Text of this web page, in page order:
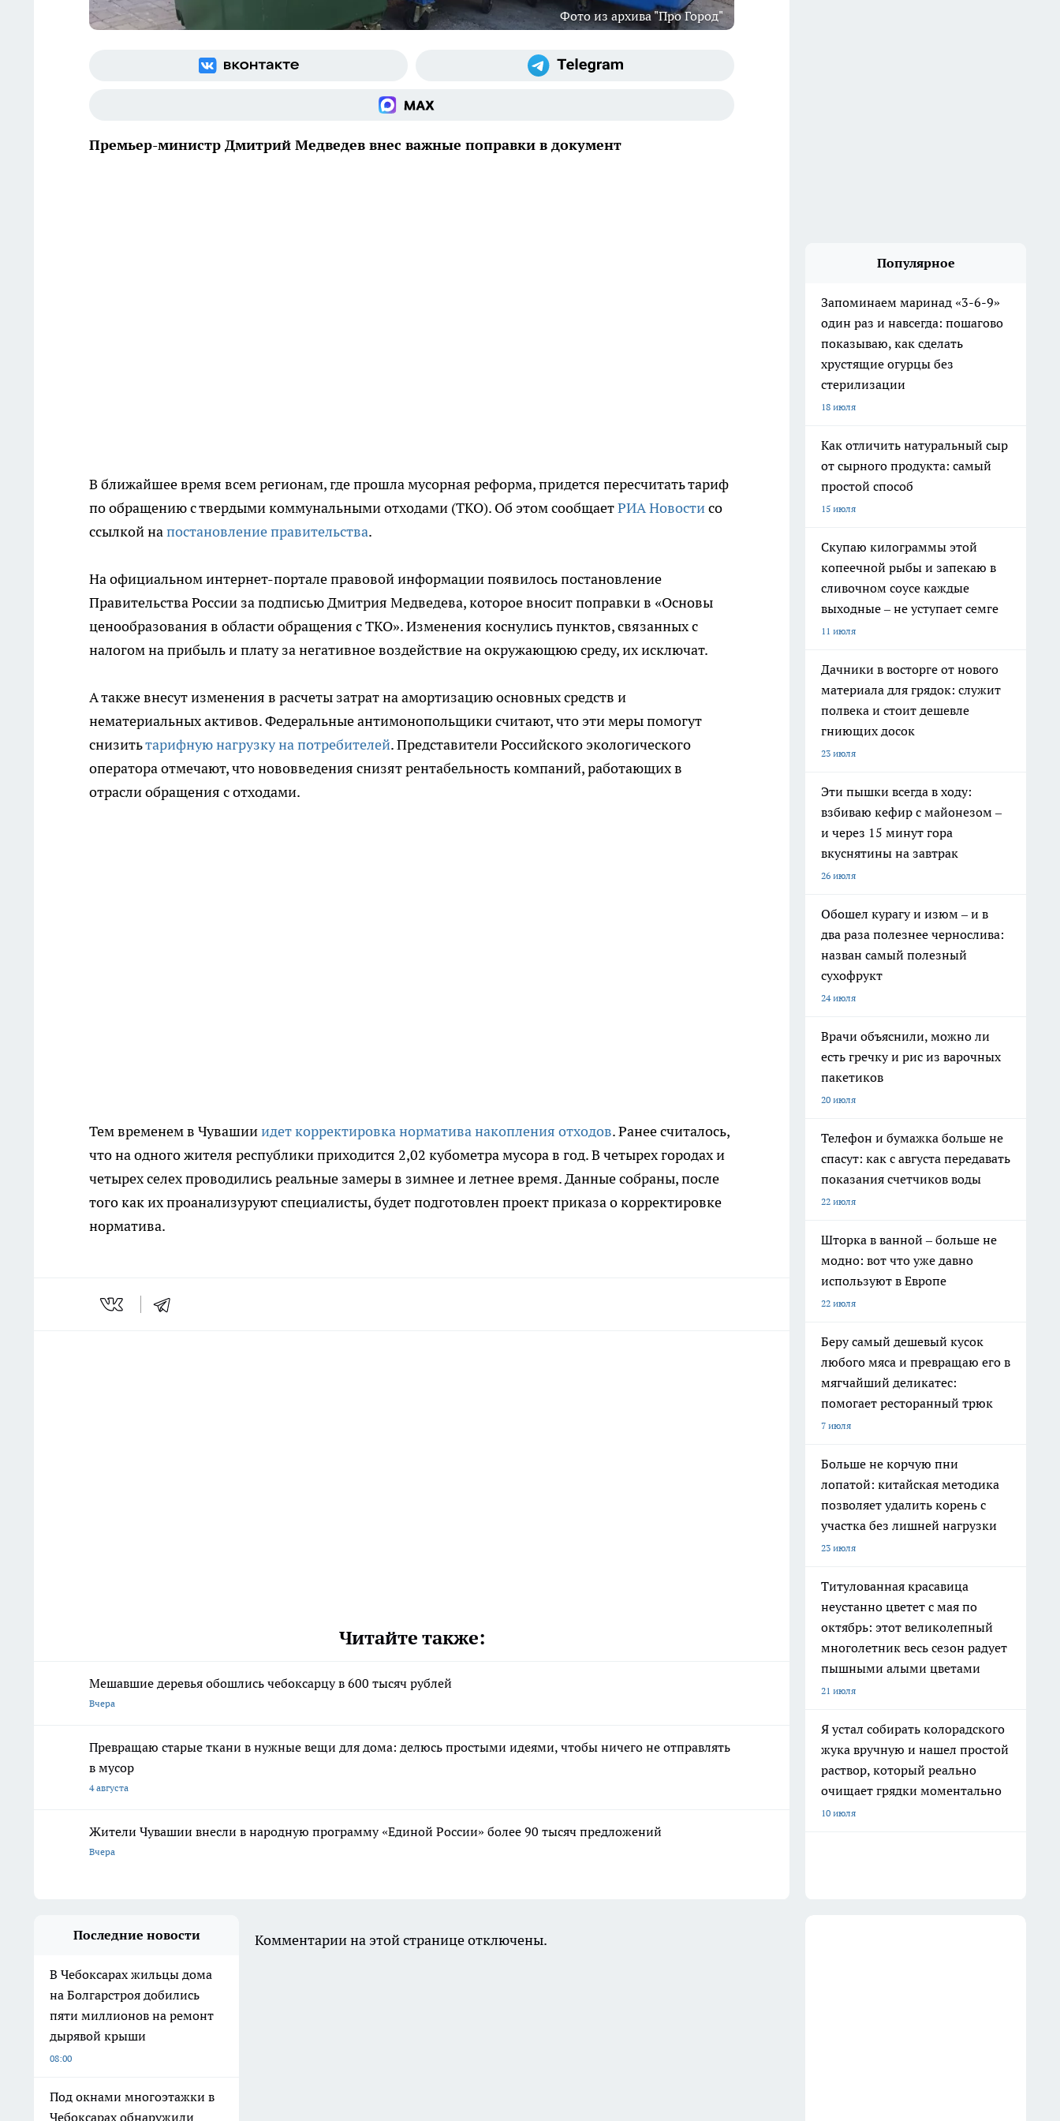
Фото из архива "Про Город"
Премьер-министр Дмитрий Медведев внес важные поправки в документ
В ближайшее время всем регионам, где прошла мусорная реформа, придется пересчитать тариф
по обращению с твердыми коммунальными отходами (ТКО). Об этом сообщаетРИА Новостисо
ссылкой напостановление правительства.
На официальном интернет-портале правовой информации появилось постановление
Правительства России за подписью Дмитрия Медведева, которое вносит поправки в «Основы
ценообразования в области обращения с ТКО». Изменения коснулись пунктов, связанных с
налогом на прибыль и плату за негативное воздействие на окружающюю среду, их исключат.
А также внесут изменения в расчеты затрат на амортизацию основных средств и
нематериальных активов. Федеральные антимонопольщики считают, что эти меры помогут
снизитьтарифную нагрузку на потребителей. Представители Российского экологического
оператора отмечают, что нововведения снизят рентабельность компаний, работающих в
отрасли обращения с отходами.
Тем временем в Чувашииидет корректировка норматива накопления отходов. Ранее считалось,
что на одного жителя республики приходится 2,02 кубометра мусора в год. В четырех городах и
четырех селех проводились реальные замеры в зимнее и летнее время. Данные собраны, после
того как их проанализуруют специалисты, будет подготовлен проект приказа о корректировке
норматива.
Читайте также:
Мешавшие деревья обошлись чебоксарцу в 600 тысяч рублей
Вчера
Превращаю старые ткани в нужные вещи для дома: делюсь простыми идеями, чтобы ничего не отправлять
в мусор
4 августа
Жители Чувашии внесли в народную программу «Единой России» более 90 тысяч предложений
Вчера
Популярное
Запоминаем маринад «3-6-9»
один раз и навсегда: пошагово
показываю, как сделать
хрустящие огурцы без
стерилизации
18 июля
Как отличить натуральный сыр
от сырного продукта: самый
простой способ
15 июля
Скупаю килограммы этой
копеечной рыбы и запекаю в
сливочном соусе каждые
выходные – не уступает семге
11 июля
Дачники в восторге от нового
материала для грядок: служит
полвека и стоит дешевле
гниющих досок
23 июля
Эти пышки всегда в ходу:
взбиваю кефир с майонезом –
и через 15 минут гора
вкуснятины на завтрак
26 июля
Обошел курагу и изюм – и в
два раза полезнее чернослива:
назван самый полезный
сухофрукт
24 июля
Врачи объяснили, можно ли
есть гречку и рис из варочных
пакетиков
20 июля
Телефон и бумажка больше не
спасут: как с августа передавать
показания счетчиков воды
22 июля
Шторка в ванной – больше не
модно: вот что уже давно
используют в Европе
22 июля
Беру самый дешевый кусок
любого мяса и превращаю его в
мягчайший деликатес:
помогает ресторанный трюк
7 июля
Больше не корчую пни
лопатой: китайская методика
позволяет удалить корень с
участка без лишней нагрузки
23 июля
Титулованная красавица
неустанно цветет с мая по
октябрь: этот великолепный
многолетник весь сезон радует
пышными алыми цветами
21 июля
Я устал собирать колорадского
жука вручную и нашел простой
раствор, который реально
очищает грядки моментально
10 июля
Последние новости
В Чебоксарах жильцы дома
на Болгарстроя добились
пяти миллионов на ремонт
дырявой крыши
08:00
Под окнами многоэтажки в
Чебоксарах обнаружили
Комментарии на этой странице отключены.